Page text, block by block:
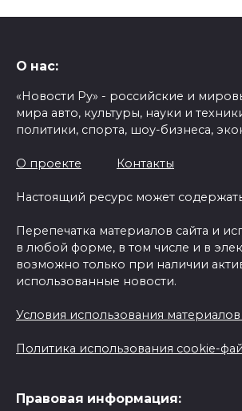
О нас:
«Новости Ру» - российские и
мира авто, культуры, науки и
политики, спорта, шоу-бизнеса,
О проекте Контакты
Настоящий ресурс может
Перепечатка материалов сайта и
в любой форме, в том числе и в
возможно только при наличии
использованные новости.
Условия использования
Политика использования cookie-
Правовая информация: